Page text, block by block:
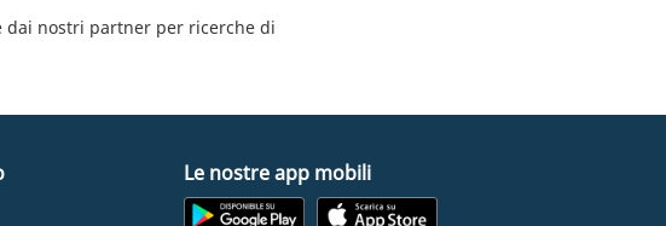
dai nostri partner per ricerche di
Le nostre app mobili